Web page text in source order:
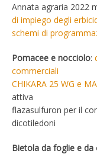
Annata agraria 2022
di impiego degli
schemi di
Pomacee e nocciolo:
commerciali
CHIKARA 25 WG e
attiva
flazasulfuron per il
dicotiledoni
Bietola da foglie e da